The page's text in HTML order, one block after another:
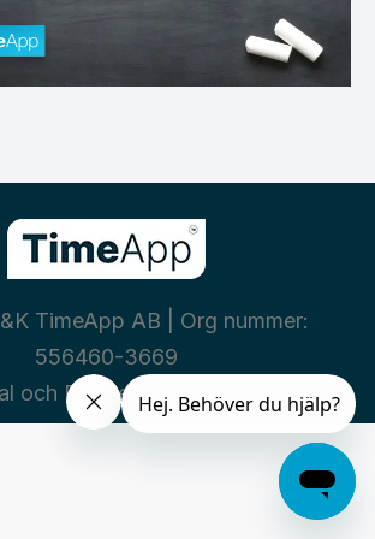
TimeApp AB | Org nummer:
556460-3669
och Policies| Integritet